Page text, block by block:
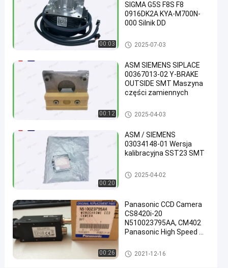
SP2398W
Numer
części
9965
000
Części do montażu
12-04
poglądy
#
montażu
powierzchniowego
#
profiler
termiczny
00:03
SIGMA G5S F8S F8
0916DK2A KYA-M700N-
000 Silnik DD
Części do montażu powierzch
niowego
2025-07-03
00:12
ASM SIEMENS SIPLACE
00367013-02 Y-BRAKE
OUTSIDE SMT Maszyna
części zamiennych
Części do montażu powierzch
niowego
2025-04-03
00:20
ASM / SIEMENS
03034148-01 Wersja
kalibracyjna SST23 SMT
Części do montażu powierzch
niowego
2025-04-02
00:26
Panasonic CCD Camera
CS8420i-20
N510023795AA, CM402
Panasonic High Speed ​​
Części do montażu powierzch
niowego
2021-12-16